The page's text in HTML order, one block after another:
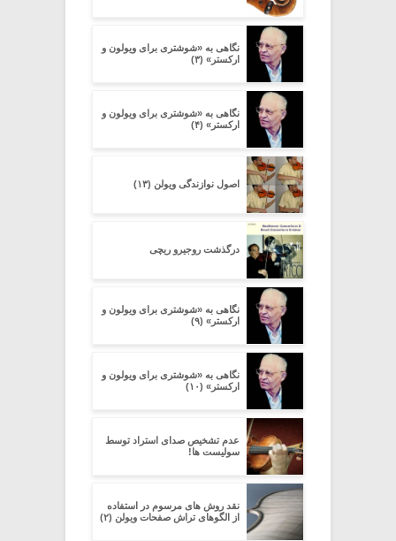
نگاهی به «شوشتری برای ویولون و
ارکستر» (۳)
نگاهی به «شوشتری برای ویولون و
ارکستر» (۴)
اصول نوازندگی ویولن (۱۳)
درگذشت روجیرو ریچی
نگاهی به «شوشتری برای ویولون و
ارکستر» (۹)
نگاهی به «شوشتری برای ویولون و
ارکستر» (۱۰)
عدم تشخیص صدای استراد توسط
سولیست ها!
نقد روش های مرسوم در استفاده
از الگوهای تراش صفحات ویولن (۲)